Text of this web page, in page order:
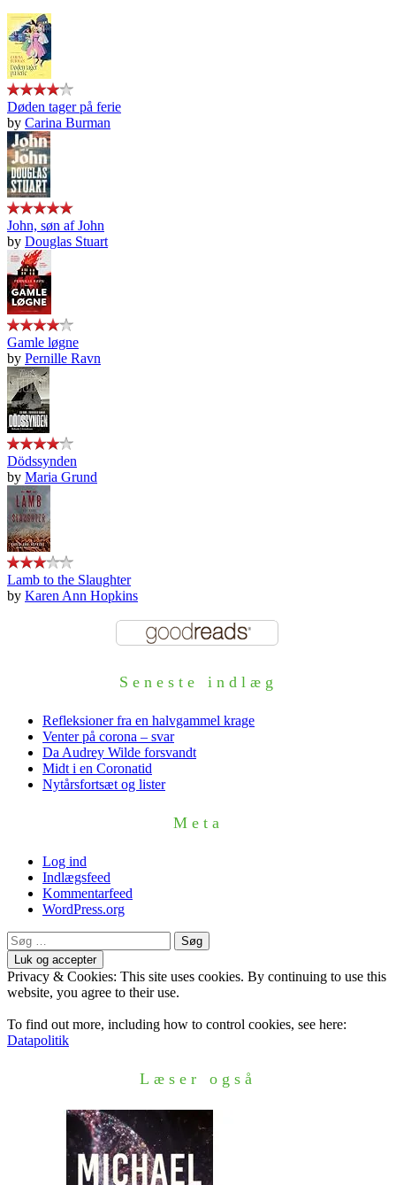
Døden tager på ferie
by Carina Burman
John, søn af John
by Douglas Stuart
Gamle løgne
by Pernille Ravn
Dödssynden
by Maria Grund
Lamb to the Slaughter
by Karen Ann Hopkins
Seneste indlæg
Refleksioner fra en halvgammel krage
Venter på corona – svar
Da Audrey Wilde forsvandt
Midt i en Coronatid
Nytårsfortsæt og lister
Meta
Log ind
Indlægsfeed
Kommentarfeed
WordPress.org
Søg
efter:
Privacy & Cookies: This site uses cookies. By continuing to use this
website, you agree to their use.
To find out more, including how to control cookies, see here:
Datapolitik
Læser også